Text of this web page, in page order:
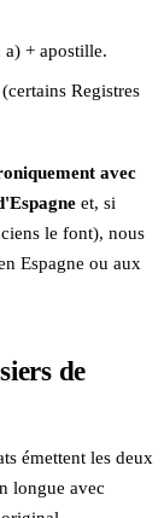
+ apostille.
Registres
avec
et, si
le font), nous
Espagne ou aux
de
émettent les deux
longue avec